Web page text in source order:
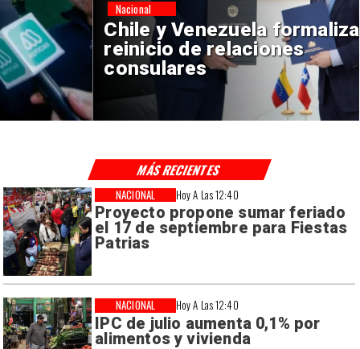
Chile y Venezuela formalizan
reinicio de relaciones
consulares
Nacional
Hoy A Las 12:40
Proyecto propone sumar feriado
el 17 de septiembre para Fiestas
Patrias
NACIONAL
Hoy A Las 12:40
IPC de julio aumenta 0,1% por
alimentos y vivienda
NACIONAL
MÁS RECIENTES